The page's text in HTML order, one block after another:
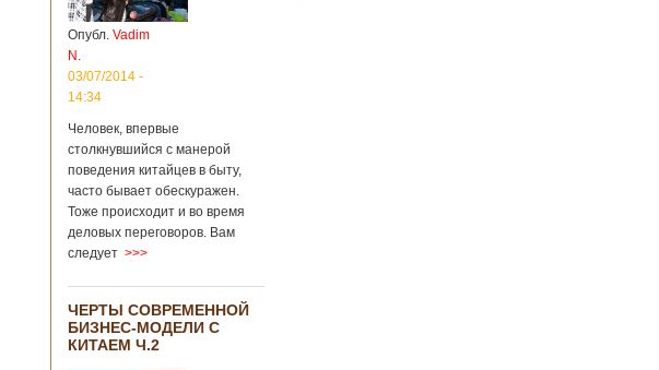
Опубл. Vadim
N.
03/07/2014 -
14:34
Человек, впервые
столкнувшийся с манерой
поведения китайцев в быту,
часто бывает обескуражен.
Тоже происходит и во время
деловых переговоров. Вам
следует >>>
ЧЕРТЫ СОВРЕМЕННОЙ
БИЗНЕС-МОДЕЛИ С
КИТАЕМ Ч.2